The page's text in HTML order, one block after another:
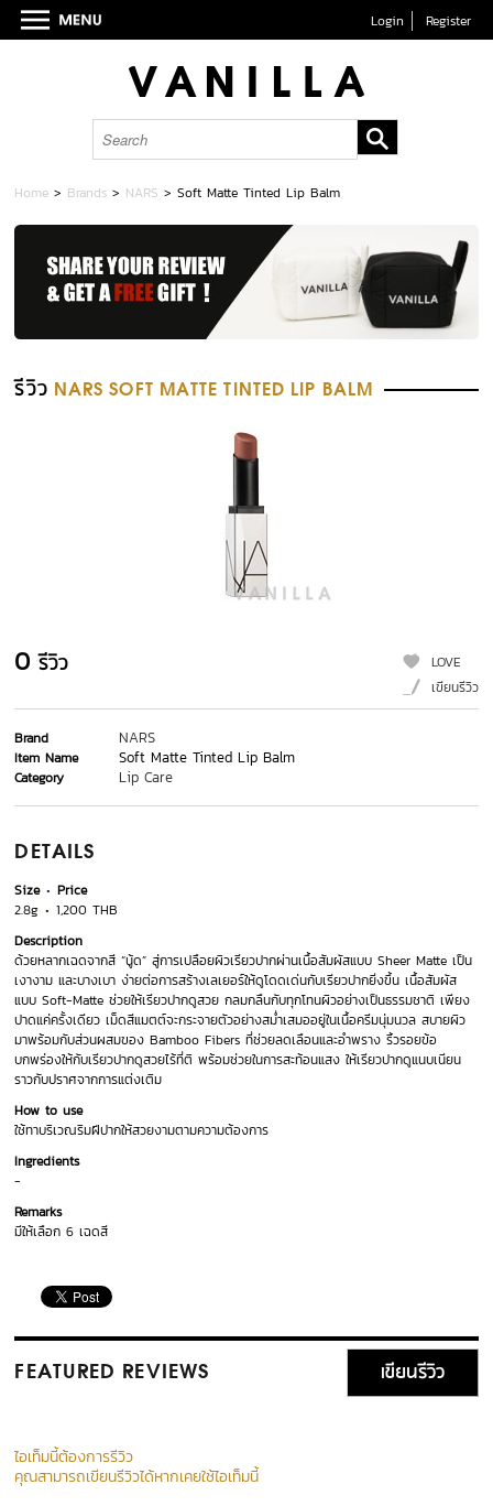
Login Register
Home > Brands > NARS >Soft Matte Tinted Lip Balm
รีวิว NARS SOFT MATTE TINTED LIP BALM
0 รีวิว
LOVE
เขียนรีวิว
Brand NARS
Item Name Soft Matte Tinted Lip Balm
Category Lip Care
DETAILS
Size
Price
2.8g
1,200 THB
Description
ด้วยหลากเฉดจากสี “นู้ด” สู่การเปลือยผิวเรียวปากผ่านเนื้อสัมผัสแบบ Sheer Matte เป็น
เงางาม และบางเบา ง่ายต่อการสร้างเลเยอร์ให้ดูโดดเด่นกับเรียวปากยิ่งขึ้น เนื้อสัมผัส
แบบ Soft-Matte ช่วยให้เรียวปากดูสวย กลมกลืนกับทุกโทนผิวอย่างเป็นธรรมชาติ เพียง
ปาดแค่ครั้งเดียว เม็ดสีแมตต์จะกระจายตัวอย่างสม่ำเสมออยู่ในเนื้อครีมนุ่มนวล สบายผิว
มาพร้อมกับส่วนผสมของ Bamboo Fibers ที่ช่วยลดเลือนและอำพราง ริ้วรอยข้อ
บกพร่องให้กับเรียวปากดูสวยไร้ที่ติ พร้อมช่วยในการสะท้อนแสง ให้เรียวปากดูแนบเนียน
ราวกับปราศจากการแต่งเติม
How to use
ใช้ทาบริเวณริมฝีปากให้สวยงามตามความต้องการ
Ingredients
-
Remarks
มีให้เลือก 6 เฉดสี
FEATURED REVIEWS เขียนรีวิว
ไอเท็มนี้ต้องการรีวิว
คุณสามารถเขียนรีวิวได้หากเคยใช้ไอเท็มนี้